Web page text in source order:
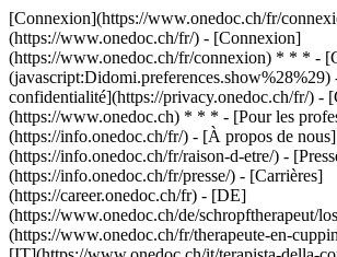
[Connexion](https://www.onedoc.ch/fr/
(https://www.onedoc.ch/fr/) - [Connexion]
(https://www.onedoc.ch/fr/connexion) * * * -
(javascript:Didomi.preferences.show%28%29)
confidentialité](https://privacy.onedoc.ch/fr/) -
(https://www.onedoc.ch) * * * - [Pour les
(https://info.onedoc.ch/fr/) - [À propos de nous]
(https://info.onedoc.ch/fr/raison-d-etre/) -
(https://info.onedoc.ch/fr/presse/) - [Carrières]
(https://career.onedoc.ch/fr) - [DE]
(https://www.onedoc.ch/de/schropftherapeut/
(https://www.onedoc.ch/fr/therapeute-en-